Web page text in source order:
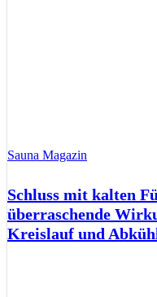
Sauna Magazin
Schluss mit kalten
überraschende
Kreislauf und